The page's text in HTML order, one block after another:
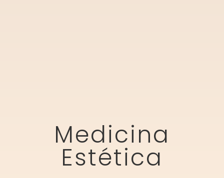
Medicina
Estética